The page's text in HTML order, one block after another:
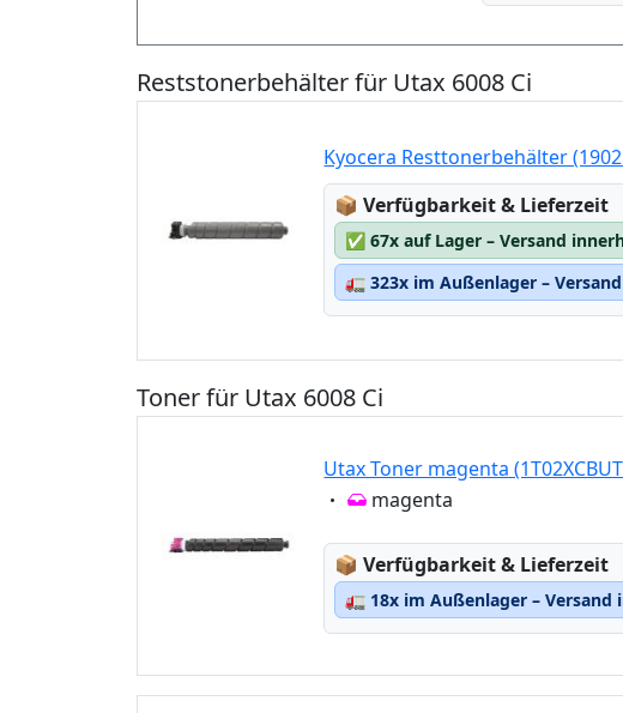
Reststonerbehälter für Utax 6008 Ci
Kyocera Resttonerbehälter
📦Lagerstatus:
Verfügbarkeit & Lieferzeit
✅ 67x auf Lager – Versand
🚛 323x im Außenlager –
Toner für Utax 6008 Ci
Utax Toner magenta
Eigenschaft:
magenta
📦Lagerstatus:
Verfügbarkeit & Lieferzeit
🚛 18x im Außenlager – Versand